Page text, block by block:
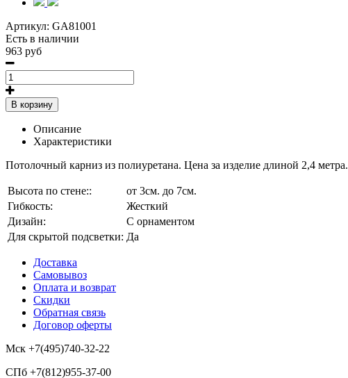
Артикул: GA81001
Есть в наличии
963 руб
В корзину
Описание
Характеристики
Потолочный карниз из полиуретана. Цена за изделие длиной 2,4 метра.
Высота по стене::
от 3см. до 7см.
Гибкость:
Жесткий
Дизайн:
С орнаментом
Для скрытой подсветки: Да
Доставка
Самовывоз
Оплата и возврат
Скидки
Обратная связь
Договор оферты
Мск +7(495)740-32-22
СПб +7(812)955-37-00